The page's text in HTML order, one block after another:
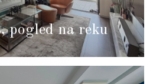
pogled na reku